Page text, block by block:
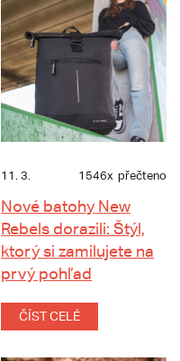
11. 3. 1546x přečteno
Nové batohy New
Rebels dorazili: Štýl,
ktorý si zamilujete na
prvý pohľad
ČÍST CELÉ